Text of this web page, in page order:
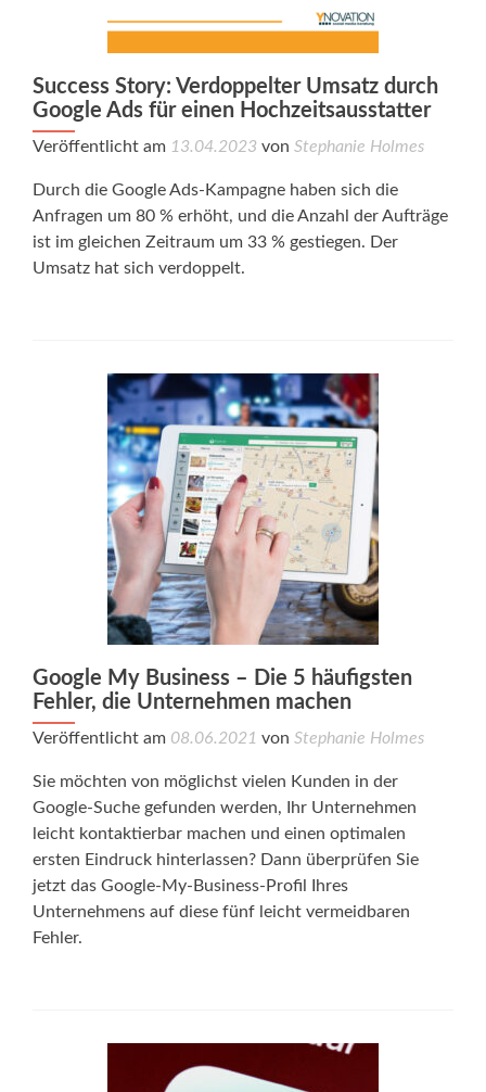
Success Story: Verdoppelter Umsatz durch
Google Ads für einen Hochzeitsausstatter
Veröffentlicht am 13.04.2023 von Stephanie Holmes
Durch die Google Ads-Kampagne haben sich die
Anfragen um 80 % erhöht, und die Anzahl der Aufträge
ist im gleichen Zeitraum um 33 % gestiegen. Der
Umsatz hat sich verdoppelt.
Google My Business – Die 5 häufigsten
Fehler, die Unternehmen machen
Veröffentlicht am 08.06.2021 von Stephanie Holmes
Sie möchten von möglichst vielen Kunden in der
Google-Suche gefunden werden, Ihr Unternehmen
leicht kontaktierbar machen und einen optimalen
ersten Eindruck hinterlassen? Dann überprüfen Sie
jetzt das Google-My-Business-Profil Ihres
Unternehmens auf diese fünf leicht vermeidbaren
Fehler.